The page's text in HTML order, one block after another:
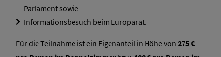
Parlament sowie
Informationsbesuch beim Europarat.
Für die Teilnahme ist ein Eigenanteil in Höhe von 275 €